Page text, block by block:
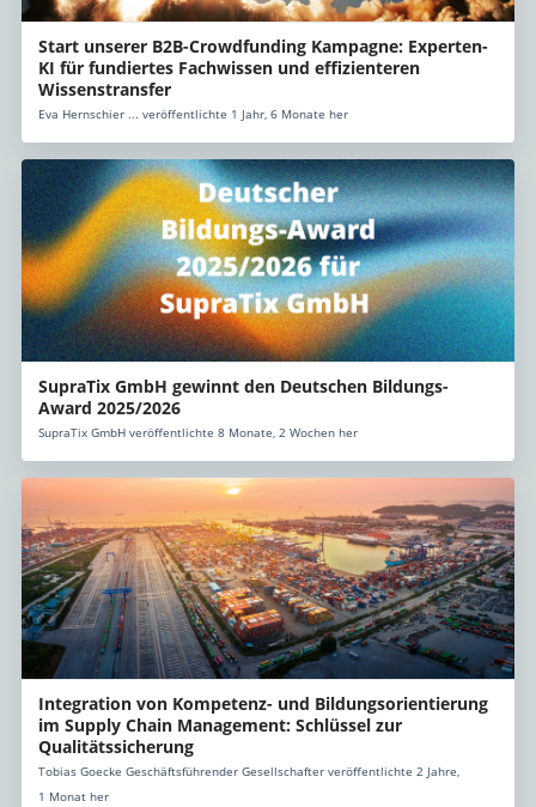
Start unserer B2B-Crowdfunding Kampagne: Experten-
KI für fundiertes Fachwissen und effizienteren
Wissenstransfer
Eva Hernschier ... veröffentlichte 1 Jahr, 6 Monate her
SupraTix GmbH gewinnt den Deutschen Bildungs-
Award 2025/2026
SupraTix GmbH veröffentlichte 8 Monate, 2 Wochen her
Integration von Kompetenz- und Bildungsorientierung
im Supply Chain Management: Schlüssel zur
Qualitätssicherung
Tobias Goecke Geschäftsführender Gesellschafter veröffentlichte 2 Jahre,
1 Monat her